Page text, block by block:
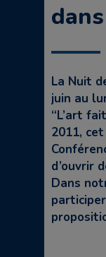
La Nuit
juin au
“L’art
2011,
d’ouvrir
Dans